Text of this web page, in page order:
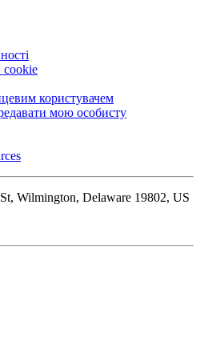
cookie
користувачем
мою особисту
Wilmington, Delaware 19802, US